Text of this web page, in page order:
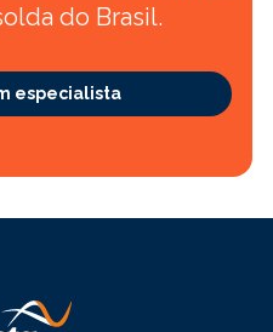
do Brasil.
especialista